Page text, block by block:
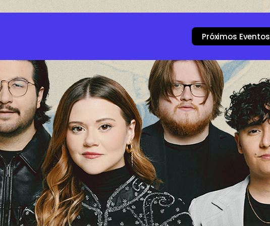
Próximos Eventos